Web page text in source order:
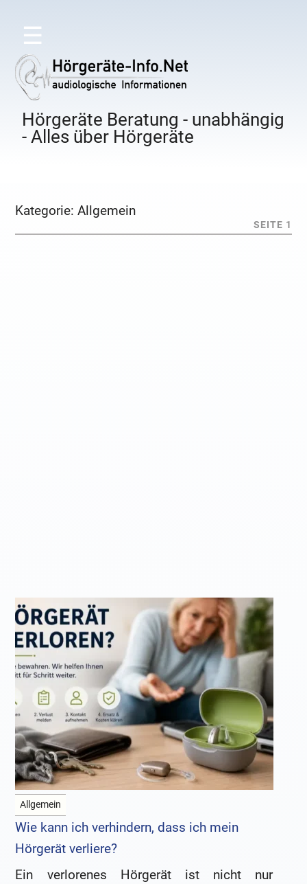
☰
Hörgeräte Beratung - unabhängig
- Alles über Hörgeräte
Kategorie:Allgemein
SEITE 1
Allgemein
Wie kann ich verhindern, dass ich mein
Hörgerät verliere?
Ein verlorenes Hörgerät ist nicht nur